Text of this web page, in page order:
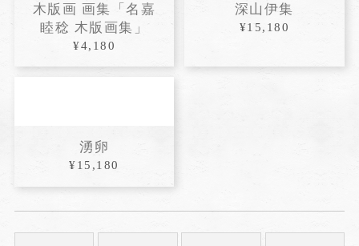
木版画 画集「名嘉
睦稔 木版画集」
¥4,180
深山伊集
¥15,180
湧卵
¥15,180